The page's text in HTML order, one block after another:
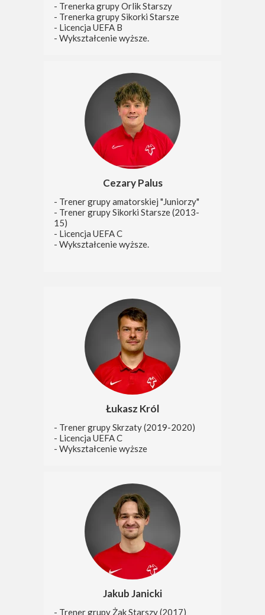
Jakub Janicki
- Trener grupy Żak Starszy (2017)
Łukasz Król
- Trener grupy Skrzaty (2019-2020)
- Licencja UEFA C
- Wykształcenie wyższe
Cezary Palus
- Trener grupy amatorskiej "Juniorzy"
- Trener grupy Sikorki Starsze (2013-
15)
- Licencja UEFA C
- Wykształcenie wyższe.
- Trenerka grupy Orlik Starszy
- Trenerka grupy Sikorki Starsze
- Licencja UEFA B
- Wykształcenie wyższe.